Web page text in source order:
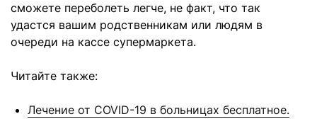
сможете переболеть легче, не факт, что так
удастся вашим родственникам или людям в
очереди на кассе супермаркета.
Читайте также:
Лечение от COVID-19 в больницах бесплатное.